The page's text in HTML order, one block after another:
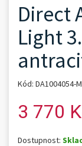
Direct
Light
Kód: DA1004054-M
3 770
Dostupnost: